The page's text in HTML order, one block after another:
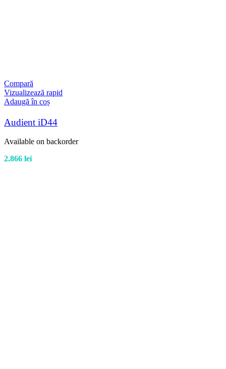
Compară
Vizualizează rapid
Adaugă în coș
Audient iD44
Available on backorder
2.866 lei